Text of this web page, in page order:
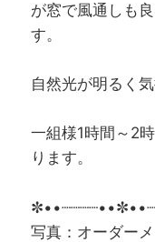
が窓で風通しも
す。
自然光が明るく
一組様1時間～2
ります。
写真：オーダー